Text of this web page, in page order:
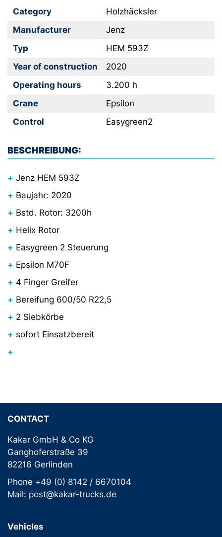
Category
Holzhäcksler
Manufacturer
Jenz
Typ
HEM 593Z
Year of construction
2020
Operating hours
3.200 h
Crane
Epsilon
Control
Easygreen2
BESCHREIBUNG:
Jenz HEM 593Z
Baujahr: 2020
Bstd. Rotor: 3200h
Helix Rotor
Easygreen 2 Steuerung
Epsilon M70F
4 Finger Greifer
Bereifung 600/50 R22,5
2 Siebkörbe
sofort Einsatzbereit
CONTACT
Kakar GmbH & Co KG
Ganghoferstraße 39
82216 Gerlinden
Phone +49 (0) 8142 / 6670104
Mail: post@kakar-trucks.de
Vehicles